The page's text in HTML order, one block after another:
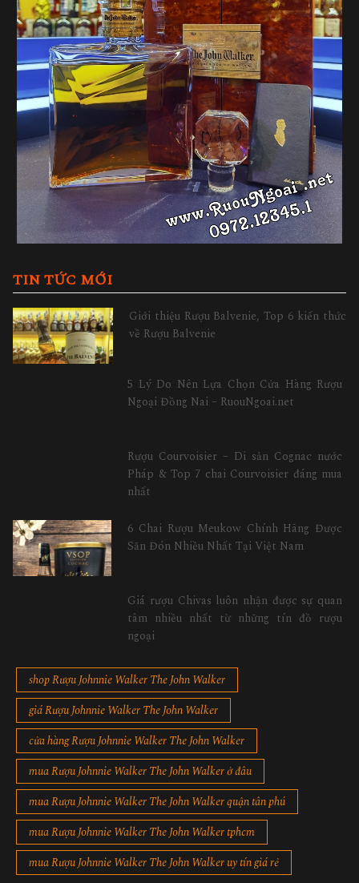
TIN TỨC MỚI
Giới thiệu Rượu Balvenie, Top 6 kiến thức
về Rượu Balvenie
5 Lý Do Nên Lựa Chọn Cửa Hàng Rượu
Ngoại Đồng Nai – RuouNgoai.net
Rượu Courvoisier – Di sản Cognac nước
Pháp & Top 7 chai Courvoisier đáng mua
nhất
6 Chai Rượu Meukow Chính Hãng Được
Săn Đón Nhiều Nhất Tại Việt Nam
Giá rượu Chivas luôn nhận được sự quan
tâm nhiều nhất từ những tín đồ rượu
ngoại
shop Rượu Johnnie Walker The John Walker
giá Rượu Johnnie Walker The John Walker
cửa hàng Rượu Johnnie Walker The John Walker
mua Rượu Johnnie Walker The John Walker ở đâu
mua Rượu Johnnie Walker The John Walker quận tân phú
mua Rượu Johnnie Walker The John Walker tphcm
mua Rượu Johnnie Walker The John Walker uy tín giá rẻ